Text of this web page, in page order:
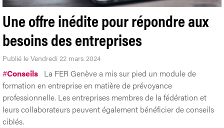
Une offre inédite pour répondre aux
besoins des entreprises
Publié le Vendredi 22 mars 2024
#Conseils La FER Genève a mis sur pied un module de
formation en entreprise en matière de prévoyance
professionnelle. Les entreprises membres de la fédération et
leurs collaborateurs peuvent également bénéficier de conseils
ciblés.